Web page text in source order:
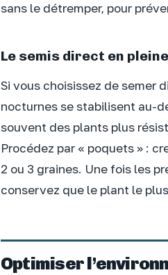
sans le détremper, pour
Le semis direct en
Si vous choisissez de semer
nocturnes se stabilisent au-
souvent des plants plus
Procédez par « poquets » :
2 ou 3 graines. Une fois les
conservez que le plant le
Optimiser